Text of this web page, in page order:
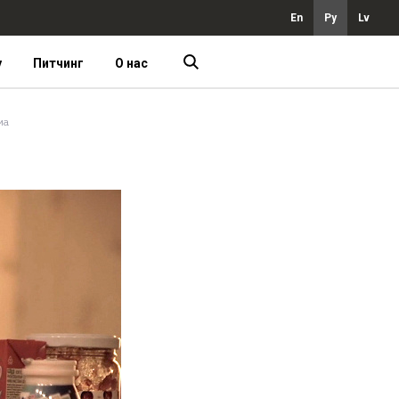
En Ру Lv
Питчинг О нас